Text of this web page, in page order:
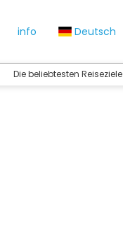
info Deutsch
Die beliebtesten Reiseziele